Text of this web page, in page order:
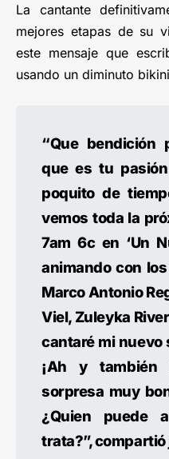
La cantante
mejores etapas de su
este mensaje que
usando un diminuto
“Que bendición
que es tu
poquito de
vemos toda la
7am 6c en ‘Un
animando con
Marco Antonio
Viel, Zuleyka
cantaré mi
¡Ah y también
sorpresa muy
¿Quien puede
trata?”,